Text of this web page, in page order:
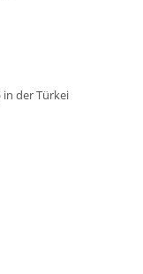
in der Türkei